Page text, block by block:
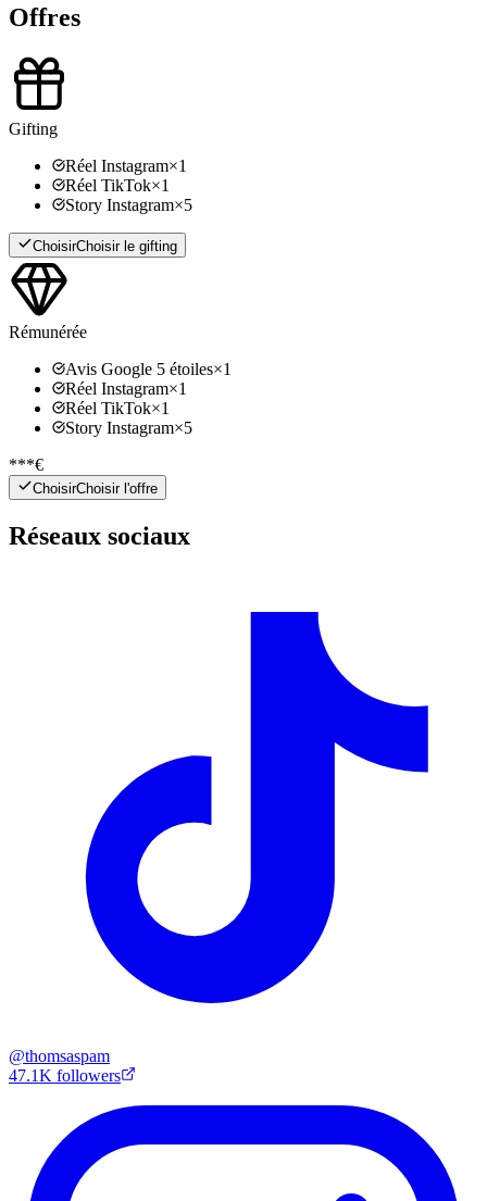
Offres
Gifting
Réel Instagram×1
Réel TikTok×1
Story Instagram×5
ChoisirChoisir le gifting
Rémunérée
Avis Google 5 étoiles×1
Réel Instagram×1
Réel TikTok×1
Story Instagram×5
***€
ChoisirChoisir l'offre
Réseaux sociaux
@thomsaspam
47.1K followers